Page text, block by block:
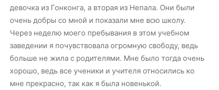
девочка из Гонконга, а вторая из Непала. Они были
очень добры со мной и показали мне всю школу.
Через неделю моего пребывания в этом учебном
заведении я почувствовала огромную свободу, ведь
больше не жила с родителями. Мне было тогда очень
хорошо, ведь все ученики и учителя относились ко
мне прекрасно, так как я была новенькой.